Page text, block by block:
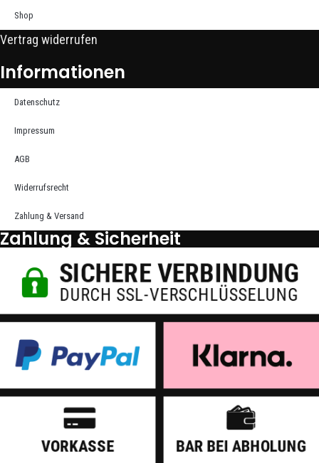
Shop
Vertrag widerrufen
Informationen
Datenschutz
Impressum
AGB
Widerrufsrecht
Zahlung & Versand
Zahlung & Sicherheit